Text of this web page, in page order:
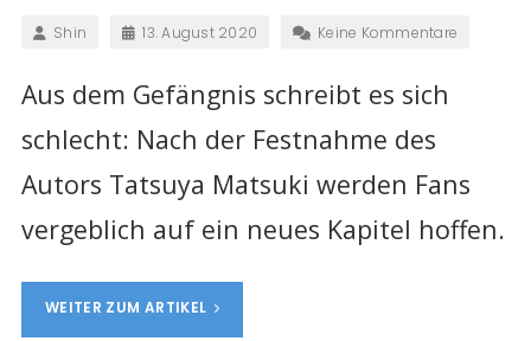
Shin 13. August 2020 Keine Kommentare
Aus dem Gefängnis schreibt es sich
schlecht: Nach der Festnahme des
Autors Tatsuya Matsuki werden Fans
vergeblich auf ein neues Kapitel hoffen.
WEITER ZUM ARTIKEL